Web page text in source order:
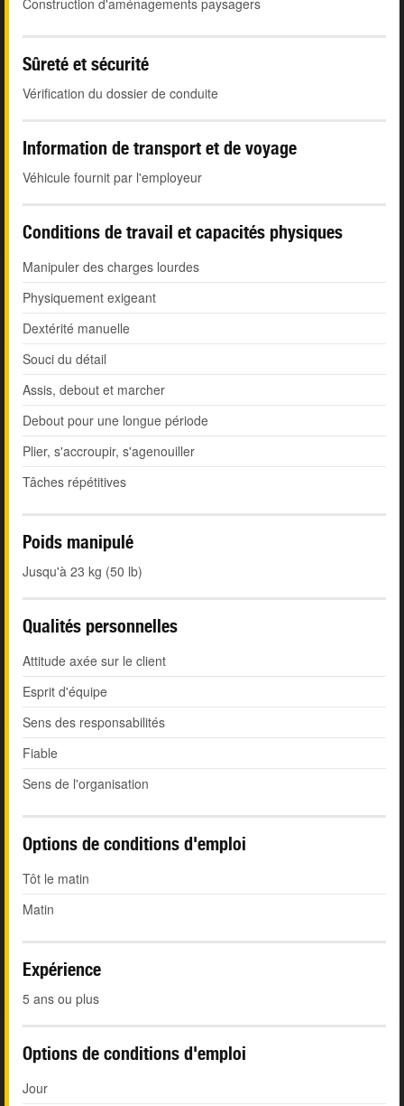
Construction d'aménagements paysagers
Sûreté et sécurité
Vérification du dossier de conduite
Information de transport et de voyage
Véhicule fournit par l'employeur
Conditions de travail et capacités physiques
Manipuler des charges lourdes
Physiquement exigeant
Dextérité manuelle
Souci du détail
Assis, debout et marcher
Debout pour une longue période
Plier, s'accroupir, s'agenouiller
Tâches répétitives
Poids manipulé
Jusqu'à 23 kg (50 lb)
Qualités personnelles
Attitude axée sur le client
Esprit d'équipe
Sens des responsabilités
Fiable
Sens de l'organisation
Options de conditions d'emploi
Tôt le matin
Matin
Expérience
5 ans ou plus
Options de conditions d'emploi
Jour